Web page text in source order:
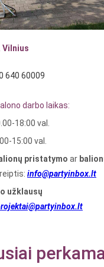
Vilnius
640 60009
darbo laikas:
18:00 val.
15:00 val.
pristatymo ar
info@partyinbox.lt
užklausų